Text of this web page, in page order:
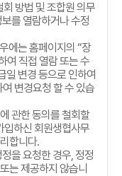
회 방법 및 조합원 의무
를 열람하거나 수정
에는 홈페이지의 “장
여 직접 열람 또는 수
일 변경 등으로 인하여
변경요청 할 수 있습
관한 동의를 철회할
입하신 회원생협사무
합니다.
을 요청한 경우, 정정
는 제공하지 않습니